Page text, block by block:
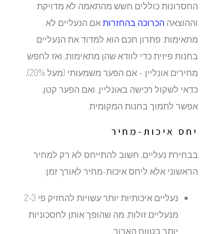
החסרונות כוללים חשש מהתאמה לא מדויקת
וההוצאההכרוכה בהחזרותאם הנעליים לא
מתאימות. פתרון חכם הוא למדוד את הנעליים
בחנות פיזית כדי לוודא שהן מתאימות, ואז לחפש
מחירים אונליין – אם הפער משמעותי (מעל 20%),
כדאי לשקול רכישה באונליין, ואם הפער קטן,
אפשר לתמוך בחנות המקומית.
יחס איכות-מחיר
בבחירת נעליים, חשוב להתייחס לא רק למחיר
הראשוני אלא ליחס איכות-מחיר לאורך זמן:
נעליים איכותיות יותר עשויות להחזיק פי 2-3
מנעליים זולות, מה שהופך אותן לחסכוניות
יותר בטווח הארוך.